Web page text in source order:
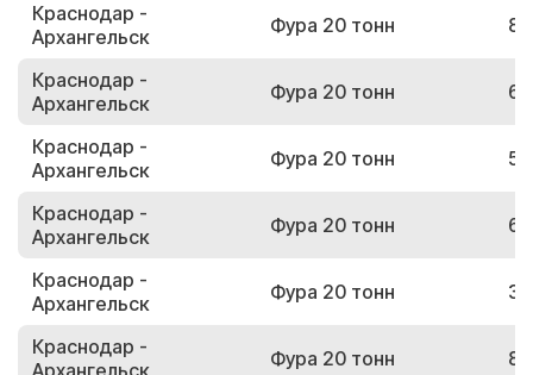
Краснодар -
Архангельск
Фура 20 тонн
Краснодар -
Архангельск
Фура 20 тонн
Краснодар -
Архангельск
Фура 20 тонн
Краснодар -
Архангельск
Фура 20 тонн
Краснодар -
Архангельск
Фура 20 тонн
Краснодар -
Архангельск
Фура 20 тонн